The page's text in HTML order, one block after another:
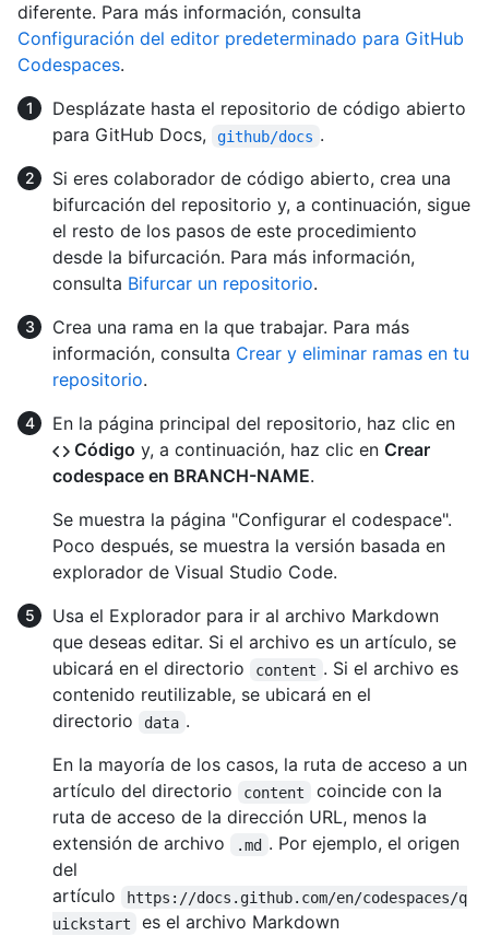
diferente. Para más información, consulta
Configuración del editor predeterminado para GitHub
Codespaces.
Desplázate hasta el repositorio de código abierto
para GitHub Docs,
github/docs .
Si eres colaborador de código abierto, crea una
bifurcación del repositorio y, a continuación, sigue
el resto de los pasos de este procedimiento
desde la bifurcación. Para más información,
consulta Bifurcar un repositorio.
Crea una rama en la que trabajar. Para más
información, consulta Crear y eliminar ramas en tu
repositorio.
En la página principal del repositorio, haz clic en
Código y, a continuación, haz clic en Crear
codespace en BRANCH-NAME.
Se muestra la página "Configurar el codespace".
Poco después, se muestra la versión basada en
explorador de Visual Studio Code.
Usa el Explorador para ir al archivo Markdown
que deseas editar. Si el archivo es un artículo, se
ubicará en el directorio
content . Si el archivo es
contenido reutilizable, se ubicará en el
directorio
data .
En la mayoría de los casos, la ruta de acceso a un
artículo del directorio
content
coincide con la
ruta de acceso de la dirección URL, menos la
extensión de archivo
.md . Por ejemplo, el origen
del
artículo
https://docs.github.com/en/codespaces/q
uickstart
es el archivo Markdown